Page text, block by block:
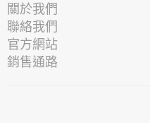
關於我們
聯絡我們
官方網站
銷售通路